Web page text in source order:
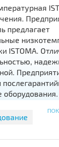
предлагает
ISTOMA.